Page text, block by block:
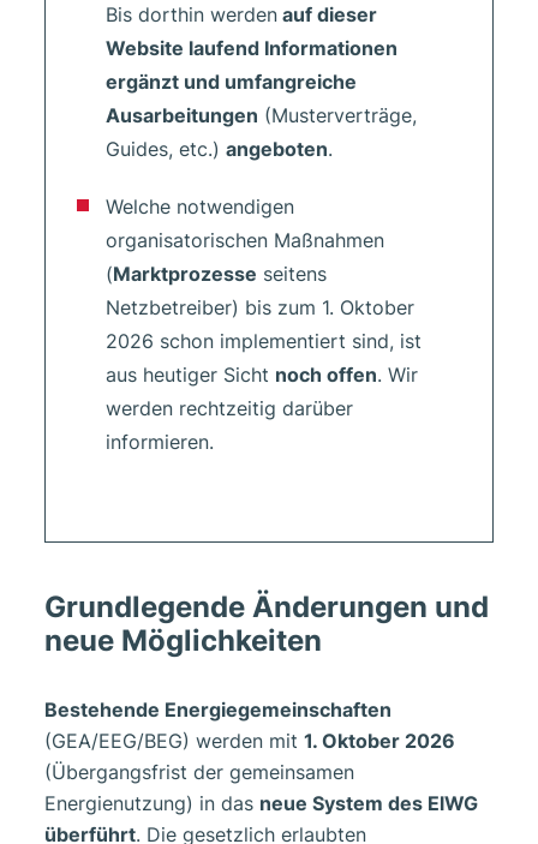
Bis dorthin werden auf dieser
Website laufend Informationen
ergänzt und umfangreiche
Ausarbeitungen (Musterverträge,
Guides, etc.)angeboten.
Welche notwendigen
organisatorischen Maßnahmen
(Marktprozesse seitens
Netzbetreiber) bis zum 1. Oktober
2026 schon implementiert sind, ist
aus heutiger Sicht noch offen. Wir
werden rechtzeitig darüber
informieren.
Grundlegende Änderungen und
neue Möglichkeiten
Bestehende Energiegemeinschaften
(GEA/EEG/BEG) werden mit 1. Oktober 2026
(Übergangsfrist der gemeinsamen
Energienutzung) in das neue System des ElWG
überführt. Die gesetzlich erlaubten